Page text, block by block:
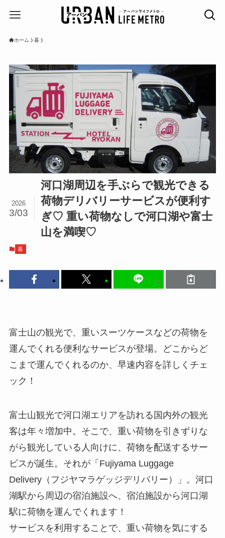
ホーム 暮
河口湖周辺を手ぶらで観光できる
荷物デリバリーサービスが便利す
ぎ♡ 重い荷物なしで河口湖や富士
山を満喫♡
2026
3/03
暮
富士山の観光で、重いスーツケースなどの荷物を
運んでくれる便利なサービスが登場。どこからど
こまで運んでくれるのか、早速内容を詳しくチェ
ック！
富士山観光で河口湖エリアを訪れる国内外の観光
客は年々増加中。そこで、重い荷物を引きずりな
がら観光している人向けに、荷物を配送するサー
ビスが誕生。それが「Fujiyama Luggage
Delivery（フジヤマラゲッジデリバリー）」。河口
湖駅から周辺の宿泊施設へ、宿泊施設から河口湖
駅に荷物を運んでくれます！
サービスを利用することで、重い荷物を気にする